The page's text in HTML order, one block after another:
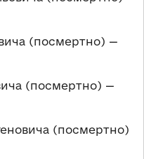
(посмертно) —
(посмертно) —
(посмертно)